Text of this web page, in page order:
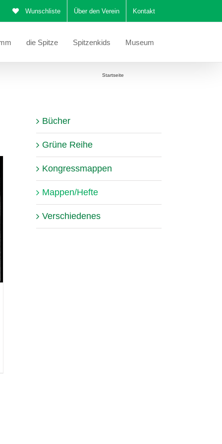
Wunschliste Über den Verein Kontakt
die Spitze Spitzenkids Museum
Startseite
Bücher
Grüne Reihe
Kongressmappen
Mappen/Hefte
Verschiedenes